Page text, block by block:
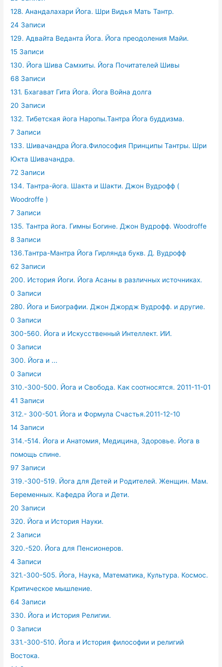
128. Анандалахари Йога. Шри Видья Мать Тантр.
24 Записи
129. Адвайта Веданта Йога. Йога преодоления Майи.
15 Записи
130. Йога Шива Самхиты. Йога Почитателей Шивы
68 Записи
131. Бхагават Гита Йога. Йога Война долга
20 Записи
132. Тибетская йога Наропы.Тантра Йога буддизма.
7 Записи
133. Шивачандра Йога.Философия Принципы Тантры. Шри
Юкта Шивачандра.
72 Записи
134. Тантра-йога. Шакта и Шакти. Джон Вудрофф (
Woodroffe )
7 Записи
135. Тантра йога. Гимны Богине. Джон Вудрофф. Woodroffe
8 Записи
136.Тантра-Мантра Йога Гирлянда букв. Д. Вудрофф
62 Записи
200. История Йоги. Йога Асаны в различных источниках.
0 Записи
280. Йога и Биографии. Джон Джордж Вудрофф. и другие.
0 Записи
300-560. Йога и Искусственный Интеллект. ИИ.
0 Записи
300. Йога и ...
0 Записи
310.-300-500. Йога и Свобода. Как соотносятся. 2011-11-01
41 Записи
312.- 300-501. Йога и Формула Счастья.2011-12-10
14 Записи
314.-514. Йога и Анатомия, Медицина, Здоровье. Йога в
помощь спине.
97 Записи
319.-300-519. Йога для Детей и Родителей. Женщин. Мам.
Беременных. Кафедра Йога и Дети.
20 Записи
320. Йога и История Науки.
2 Записи
320.-520. Йога для Пенсионеров.
4 Записи
321.-300-505. Йога, Наука, Математика, Культура. Космос.
Критическое мышление.
64 Записи
330. Йога и История Религии.
0 Записи
331.-300-510. Йога и История философии и религий
Востока.